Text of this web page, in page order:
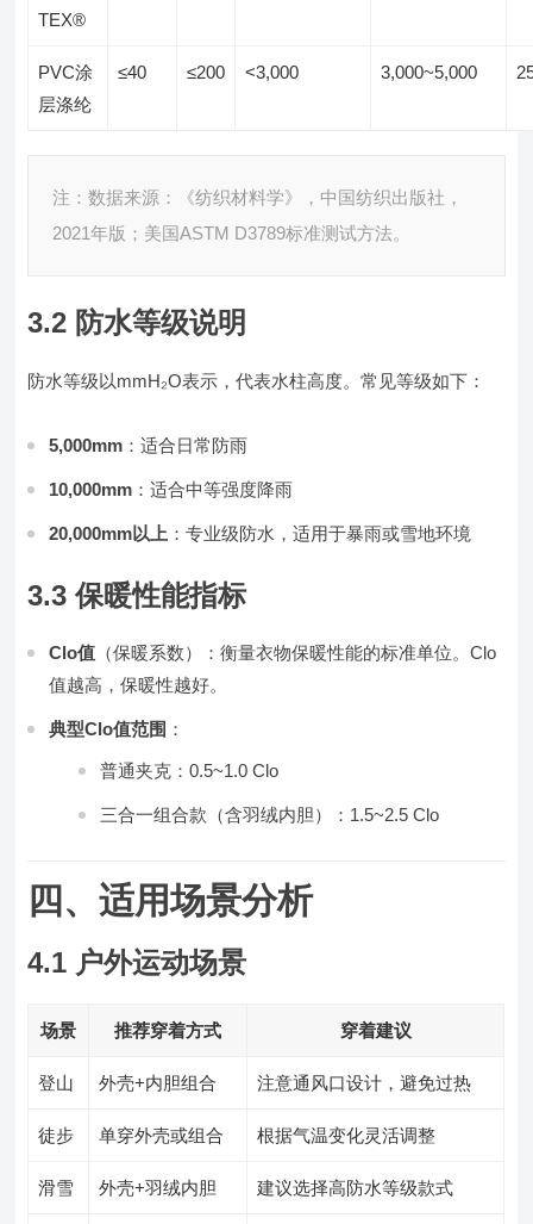
TEX®
PVC涂
层涤纶
≤40 ≤200 <3,000 3,000~5,000
注：数据来源：《纺织材料学》，中国纺织出版社，
2021年版；美国ASTM D3789标准测试方法。
3.2 防水等级说明
防水等级以mmH₂O表示，代表水柱高度。常见等级如下：
5,000mm ：适合日常防雨
10,000mm ：适合中等强度降雨
20,000mm以上 ：专业级防水，适用于暴雨或雪地环境
3.3 保暖性能指标
Clo值 （保暖系数）：衡量衣物保暖性能的标准单位。Clo
值越高，保暖性越好。
典型Clo值范围 ：
普通夹克：0.5~1.0 Clo
三合一组合款（含羽绒内胆）：1.5~2.5 Clo
四、适用场景分析
4.1 户外运动场景
场景 推荐穿着方式 穿着建议
登山 外壳+内胆组合 注意通风口设计，避免过热
徒步 单穿外壳或组合 根据气温变化灵活调整
滑雪 外壳+羽绒内胆 建议选择高防水等级款式